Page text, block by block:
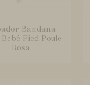
Bandana
Pied Poule
Rosa